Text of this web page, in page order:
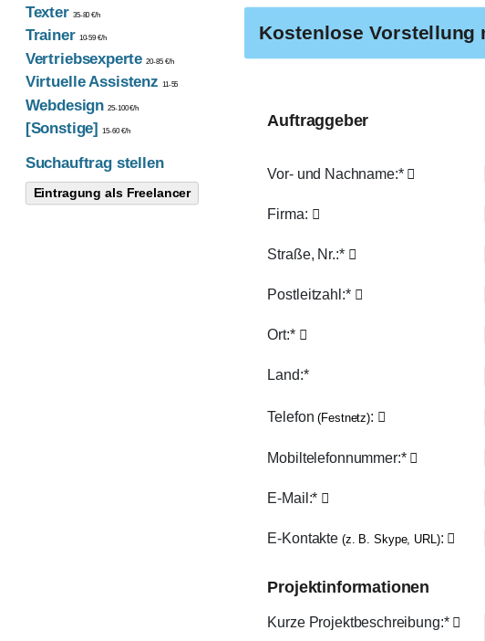
Texter 35-80 €/h
Trainer 10-59 €/h
Vertriebsexperte20-85 €/h
Virtuelle Assistenz 11-55
Webdesign 25-100 €/h
[Sonstige] 15-60 €/h
Suchauftrag stellen
Eintragung als Freelancer
Kostenlose Vorstellung
Auftraggeber
Vor- und Nachname:*
Firma:
Straße, Nr.:*
Postleitzahl:*
Ort:*
Land:*
Telefon (Festnetz):
Mobiltelefonnummer:*
E-Mail:*
E-Kontakte (z. B. Skype, URL):
Projektinformationen
Kurze Projektbeschreibung:*